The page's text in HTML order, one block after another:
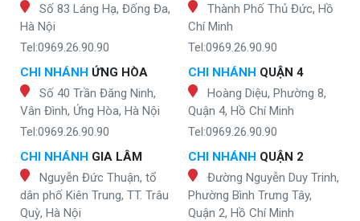
Số 83 Láng Hạ, Đống Đa,
Hà Nội
Tel:0969.26.90.90
CHI NHÁNH ỨNG HÒA
Số 40 Trần Đăng Ninh,
Vân Đình, Ứng Hòa, Hà Nội
Tel:0969.26.90.90
CHI NHÁNH GIA LÂM
Nguyễn Đức Thuận, tổ
dân phố Kiên Trung, TT. Trâu
Quỳ, Hà Nội
Thành Phố Thủ Đức, Hồ
Chí Minh
Tel:0969.26.90.90
CHI NHÁNH QUẬN 4
Hoàng Diệu, Phường 8,
Quận 4, Hồ Chí Minh
Tel:0969.26.90.90
CHI NHÁNH QUẬN 2
Đường Nguyễn Duy Trinh,
Phường Bình Trưng Tây,
Quận 2, Hồ Chí Minh